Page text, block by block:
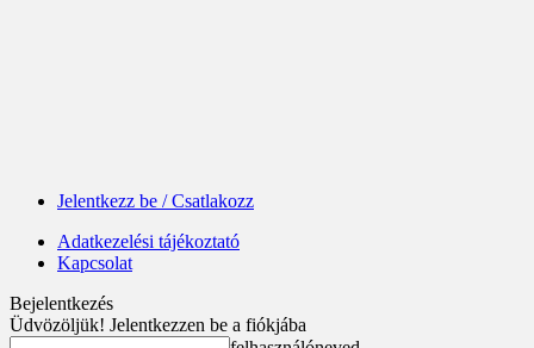
Jelentkezz be / Csatlakozz
Adatkezelési tájékoztató
Kapcsolat
Bejelentkezés
Üdvözöljük! Jelentkezzen be a fiókjába